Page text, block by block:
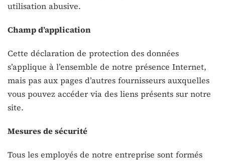
utilisation abusive.
Champ d’application
Cette déclaration de protection des données
s’applique à l’ensemble de notre présence Internet,
mais pas aux pages d’autres fournisseurs auxquelles
vous pouvez accéder via des liens présents sur notre
site.
Mesures de sécurité
Tous les employés de notre entreprise sont formés